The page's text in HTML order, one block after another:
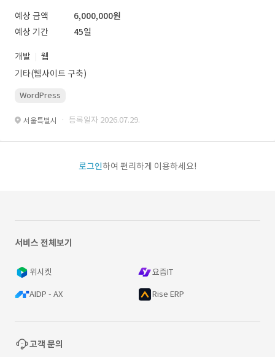
예상 금액
6,000,000원
예상 기간
45일
개발
웹
기타(웹사이트 구축)
WordPress
서울특별시 · 등록일자 2026.07.29.
로그인하여 편리하게 이용하세요!
서비스 전체보기
위시켓 요즘IT
AIDP - AX Rise ERP
고객 문의